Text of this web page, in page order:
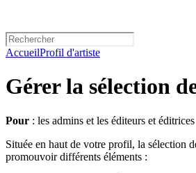
AccueilProfil d'artiste
Gérer la sélection
Pour : les admins et les éditeurs et éditrices
Située en haut de votre profil, la sélection
promouvoir différents éléments :